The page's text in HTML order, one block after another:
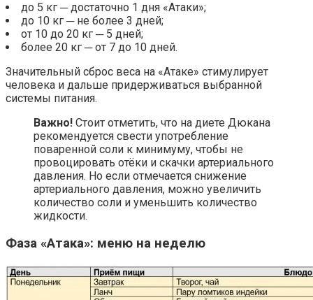
до 5 кг ─ достаточно 1 дня «Атаки»;
до 10 кг ─ не более 3 дней;
от 10 до 20 кг ─ 5 дней;
более 20 кг ─ от 7 до 10 дней.
Значительный сброс веса на «Атаке» стимулирует
человека и дальше придерживаться выбранной
системы питания.
Важно! Стоит отметить, что на диете Дюкана
рекомендуется свести употребление
поваренной соли к минимуму, чтобы не
провоцировать отёки и скачки артериального
давления. Но если отмечается снижение
артериального давления, можно увеличить
количество соли и уменьшить количество
жидкости.
Фаза «Атака»: меню на неделю